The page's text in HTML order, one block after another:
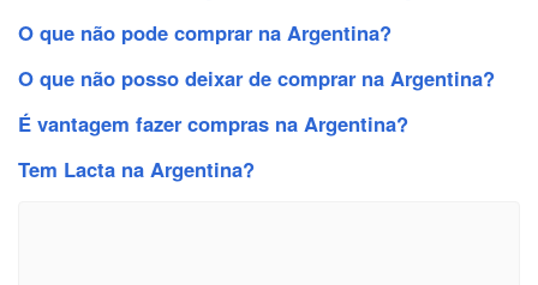
O que não pode comprar na Argentina?
O que não posso deixar de comprar na Argentina?
É vantagem fazer compras na Argentina?
Tem Lacta na Argentina?